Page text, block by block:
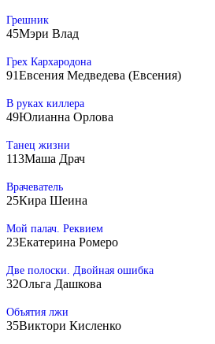
Грешник
45Мэри Влад
Грех Кархародона
91Евсения Медведева (Евсения)
В руках киллера
49Юлианна Орлова
Танец жизни
113Маша Драч
Врачеватель
25Кира Шеина
Мой палач. Реквием
23Екатерина Ромеро
Две полоски. Двойная ошибка
32Ольга Дашкова
Объятия лжи
35Виктори Кисленко